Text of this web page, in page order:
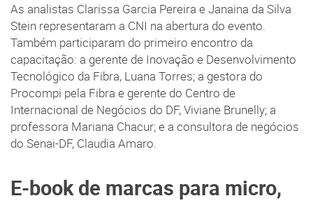
As analistas Clarissa Garcia Pereira e Janaina da Silva
Stein representaram a CNI na abertura do evento.
Também participaram do primeiro encontro da
capacitação: a gerente de Inovação e Desenvolvimento
Tecnológico da Fibra, Luana Torres; a gestora do
Procompi pela Fibra e gerente do Centro de
Internacional de Negócios do DF, Viviane Brunelly; a
professora Mariana Chacur; e a consultora de negócios
do Senai-DF, Claudia Amaro.
E-book de marcas para micro,